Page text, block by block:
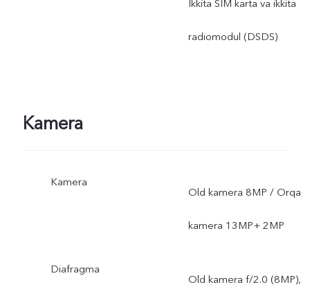
Ikkita SIM karta va ikkita
radiomodul (DSDS)
Kamera
Kamera
Old kamera 8MP / Orqa
kamera 13MP+ 2MP
Diafragma
Old kamera f/2.0 (8MP),